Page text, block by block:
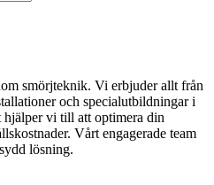
smörjteknik. Vi erbjuder allt från
och specialutbildningar i
vi till att optimera din
Vårt engagerade team
lösning.